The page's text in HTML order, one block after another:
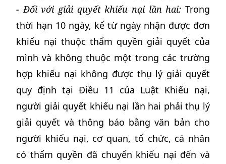
- Đối với giải quyết khiếu nại lần hai: Trong
thời hạn 10 ngày, kể từ ngày nhận được đơn
khiếu nại thuộc thẩm quyền giải quyết của
mình và không thuộc một trong các trường
hợp khiếu nại không được thụ lý giải quyết
quy định tại Điều 11 của Luật Khiếu nại,
người giải quyết khiếu nại lần hai phải thụ lý
giải quyết và thông báo bằng văn bản cho
người khiếu nại, cơ quan, tổ chức, cá nhân
có thẩm quyền đã chuyển khiếu nại đến và